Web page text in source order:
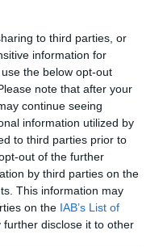
to third parties, or
information for
the below opt-out
note that after your
continue seeing
information utilized by
to third parties prior to
out of the further
by third parties on the
This information may
on the IAB’s List of
further disclose it to other
notícies d'actualitat